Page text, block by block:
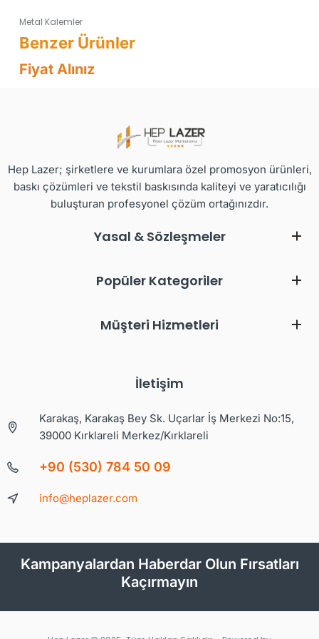
Metal Kalemler
Fiyat Alınız
Hep Lazer; şirketlere ve kurumlara özel promosyon ürünleri,
baskı çözümleri ve tekstil baskısında kaliteyi ve yaratıcılığı
buluşturan profesyonel çözüm ortağınızdır.
Yasal & Sözleşmeler
Popüler Kategoriler
Müşteri Hizmetleri
İletişim
Karakaş, Karakaş Bey Sk. Uçarlar İş Merkezi No:15,
39000 Kırklareli Merkez/Kırklareli
+90 (530) 784 50 09
info@heplazer.com
Kampanyalardan Haberdar Olun Fırsatları
Kaçırmayın